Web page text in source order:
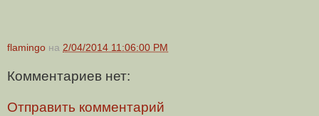
flamingo на 2/04/2014 11:06:00 PM
Комментариев нет:
Отправить комментарий